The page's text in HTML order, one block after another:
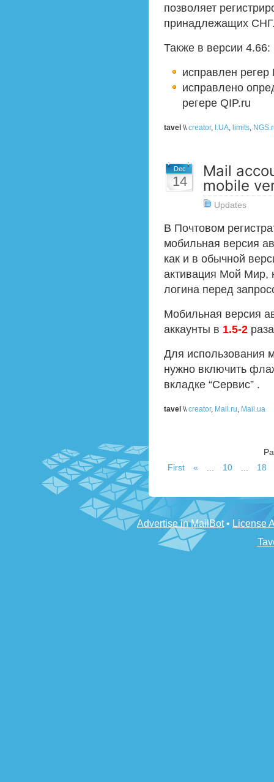
позволяет
принадлежащих
Также в версии 4.66:
исправлен регер
исправлено
регере QIP.ru
tavel \\ creator, I.UA limits
Dec
14
Mail
mobile
Updates
В Почтовом
мобильная версия
как и в обычной
активация Мой Мир,
логина перед
Мобильная версия
аккаунты в 1.5-2
Для использования
нужно включить
вкладке “Сервис” .
tavel \\ creator, Mail.ru Mail.ua
First
« 10 18
Advertise in MailBot• License